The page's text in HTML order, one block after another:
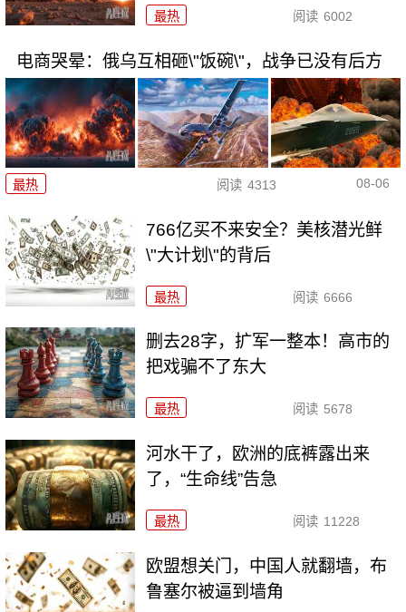
最热 阅读 6002
电商哭晕：俄乌互相砸\"饭碗\"，战争已没有后方
最热 阅读 4313 08-06
766亿买不来安全？美核潜光鲜
\"大计划\"的背后
最热 阅读 6666
删去28字，扩军一整本！高市的
把戏骗不了东大
最热 阅读 5678
河水干了，欧洲的底裤露出来
了，“生命线”告急
最热 阅读 11228
欧盟想关门，中国人就翻墙，布
鲁塞尔被逼到墙角